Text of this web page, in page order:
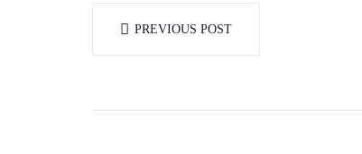
PREVIOUS POST